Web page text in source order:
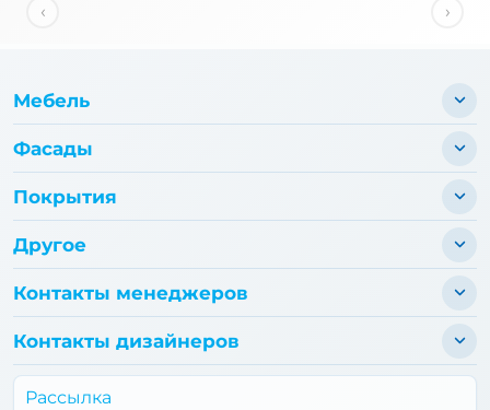
‹ ›
Мебель
Фасады
Покрытия
Другое
Контакты менеджеров
Контакты дизайнеров
Рассылка